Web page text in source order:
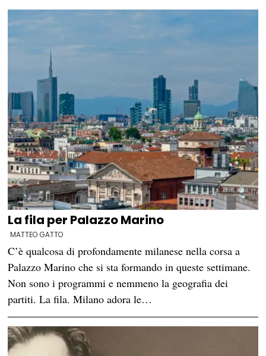
La fila per Palazzo Marino
MATTEO GATTO
C’è qualcosa di profondamente milanese nella corsa a
Palazzo Marino che si sta formando in queste settimane.
Non sono i programmi e nemmeno la geografia dei
partiti. La fila. Milano adora le…